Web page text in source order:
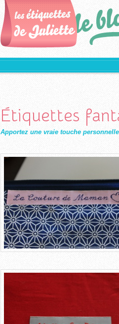
Étiquettes
Apportez une vraie touche